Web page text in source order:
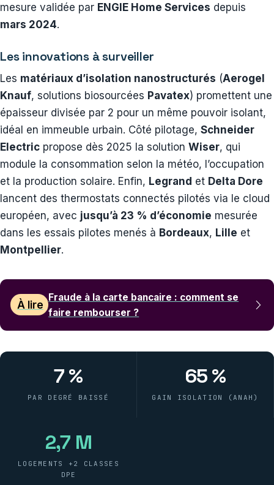
mesure validée par ENGIE Home Services depuis
mars 2024.
Les innovations à surveiller
Les matériaux d’isolation nanostructurés (Aerogel
Knauf, solutions biosourcées Pavatex) promettent une
épaisseur divisée par 2 pour un même pouvoir isolant,
idéal en immeuble urbain. Côté pilotage, Schneider
Electric propose dès 2025 la solution Wiser, qui
module la consommation selon la météo, l’occupation
et la production solaire. Enfin, Legrand et Delta Dore
lancent des thermostats connectés pilotés via le cloud
européen, avec jusqu’à 23 % d’économie mesurée
dans les essais pilotes menés à Bordeaux, Lille et
Montpellier.
À lire
Fraude à la carte bancaire : comment se
faire rembourser ?
7 %
PAR DEGRÉ BAISSÉ
65 %
GAIN ISOLATION (ANAH)
2,7 M
LOGEMENTS +2 CLASSES
DPE